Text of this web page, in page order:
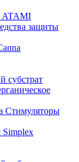
ATAMI
защиты
субстрат
Стимуляторы
Simplex